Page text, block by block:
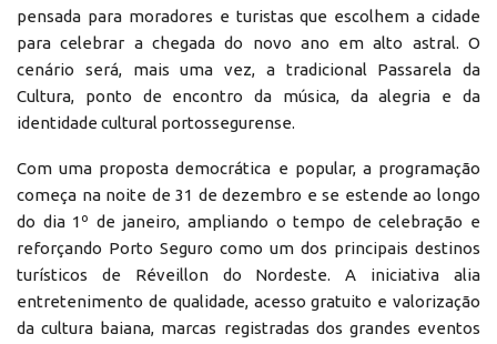
pensada para moradores e turistas que escolhem a cidade
para celebrar a chegada do novo ano em alto astral. O
cenário será, mais uma vez, a tradicional Passarela da
Cultura, ponto de encontro da música, da alegria e da
identidade cultural portossegurense.
Com uma proposta democrática e popular, a programação
começa na noite de 31 de dezembro e se estende ao longo
do dia 1º de janeiro, ampliando o tempo de celebração e
reforçando Porto Seguro como um dos principais destinos
turísticos de Réveillon do Nordeste. A iniciativa alia
entretenimento de qualidade, acesso gratuito e valorização
da cultura baiana, marcas registradas dos grandes eventos